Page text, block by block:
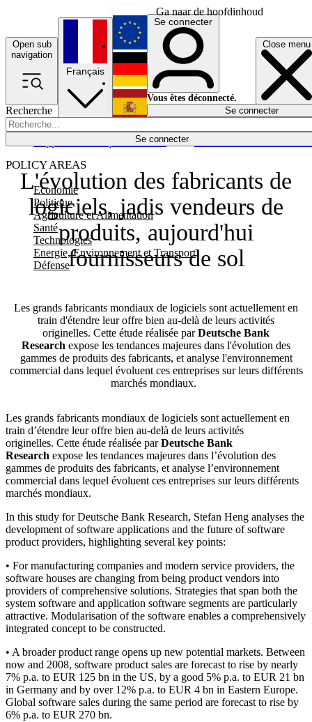
Ga naar de hoofdinhoud
Open sub
navigation
Close menu
Recherche
Se connecter
POLICY AREAS
Economie
Politique
Agriculture et Alimentation
Santé
Technologies
Energie, Environnement et Transport
Défense
Économie
Français
English
Deutsch
Español
Se connecter
Vous êtes déconnecté.
Se connecter
L'évolution des fabricants de
logiciels, jadis vendeurs de
produits, aujourd'hui
fournisseurs de sol
Les grands fabricants mondiaux de logiciels sont actuellement en
train d'étendre leur offre bien au-delà de leurs activités
originelles. Cette étude réalisée parDeutsche Bank
Research expose les tendances majeures dans l'évolution des
gammes de produits des fabricants, et analyse l'environnement
commercial dans lequel évoluent ces entreprises sur leurs différents
marchés mondiaux.
Les grands fabricants mondiaux de logiciels sont actuellement en
train d’étendre leur offre bien au-delà de leurs activités
originelles. Cette étude réalisée parDeutsche Bank
Research expose les tendances majeures dans l’évolution des
gammes de produits des fabricants, et analyse l’environnement
commercial dans lequel évoluent ces entreprises sur leurs différents
marchés mondiaux.
In this study for Deutsche Bank Research, Stefan Heng analyses the
development of software applications and the future of software
product providers, highlighting several key points:
• For manufacturing companies and modern service providers, the
software houses are changing from being product vendors into
providers of comprehensive solutions. Strategies that span both the
system software and application software segments are particularly
attractive. Modularisation of the software enables a comprehensively
integrated concept to be constructed.
• A broader product range opens up new potential markets. Between
now and 2008, software product sales are forecast to rise by nearly
7% p.a. to EUR 125 bn in the US, by a good 5% p.a. to EUR 21 bn
in Germany and by over 12% p.a. to EUR 4 bn in Eastern Europe.
Global software sales during the same period are forecast to rise by
6% p.a. to EUR 270 bn.